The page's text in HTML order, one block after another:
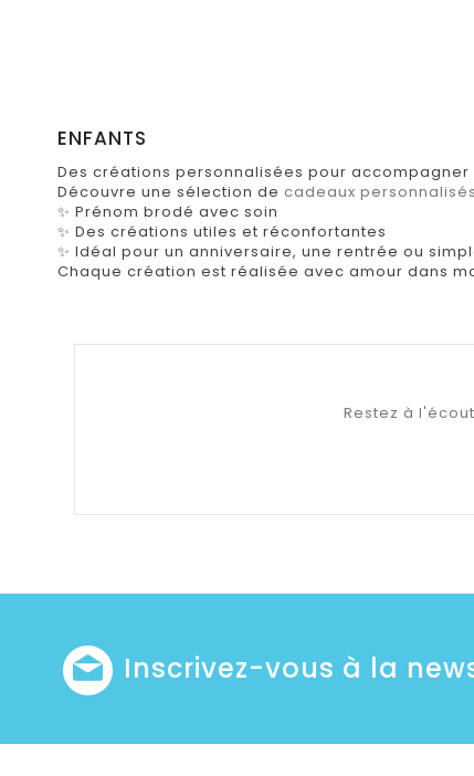
ENFANTS
Des créations personnalisées pour accompagner
Découvre une sélection de cadeaux
✨ Prénom brodé avec soin
✨ Des créations utiles et réconfortantes
✨ Idéal pour un anniversaire, une rentrée ou
Chaque création est réalisée avec amour dans
Restez à
Inscrivez-vous à la